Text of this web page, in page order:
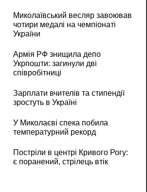
Миколаївський весляр завоював
чотири медалі на чемпіонаті
України
Армія РФ знищила депо
Укрпошти: загинули дві
співробітниці
Зарплати вчителів та стипендії
зростуть в Україні
У Миколаєві спека побила
температурний рекорд
Постріли в центрі Кривого Рогу:
є поранений, стрілець втік